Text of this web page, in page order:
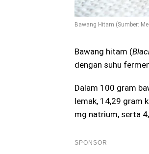
Bawang Hitam (Sumber:
Bawang hitam (
dengan suhu
Dalam 100 gram
lemak, 14,29 gram
mg natrium, serta
SPONSOR